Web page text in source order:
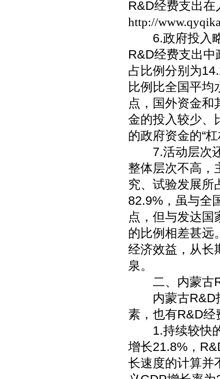
R&D经费支出
http://
6.政府投入略
R&D经费支出
占比例分别为
比例比全国平
点，国外资金和
金的投入较少、
的政府资金的“
7.活动层次还
整体层次不高，
究、试验发展所
82.9%，虽与全
点，但与发达国
的比例相差甚远
经济效益，从长
泉。
二、内蒙古
内蒙古R&D投
素，也有R&D
1.持续较快的
增长21.8%，
长速度的计算并